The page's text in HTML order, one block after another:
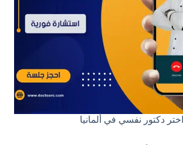
اختر دكتور نفسي في ألمانيا